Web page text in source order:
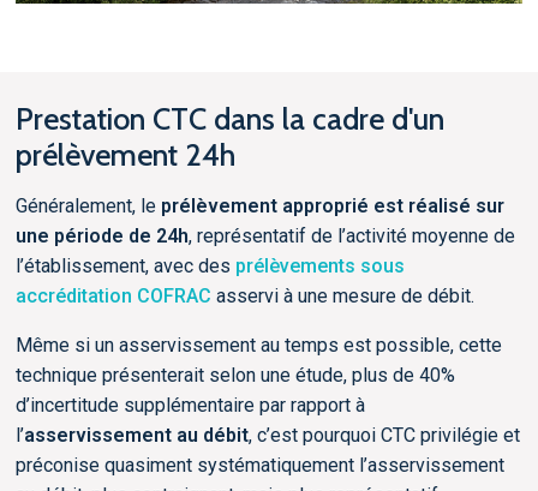
Prestation CTC dans la cadre d'un
prélèvement 24h
Généralement, le prélèvement approprié est réalisé sur
une période de 24h, représentatif de l’activité moyenne de
l’établissement, avec des prélèvements sous
accréditation COFRAC asservi à une mesure de débit.
Même si un asservissement au temps est possible, cette
technique présenterait selon une étude, plus de 40%
d’incertitude supplémentaire par rapport à
l’asservissement au débit, c’est pourquoi CTC privilégie et
préconise quasiment systématiquement l’asservissement